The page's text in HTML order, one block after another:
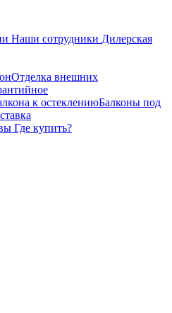
Наши сотрудники Дилерская
Отделка внешних
к остеклениюБалконы под
Где купить?